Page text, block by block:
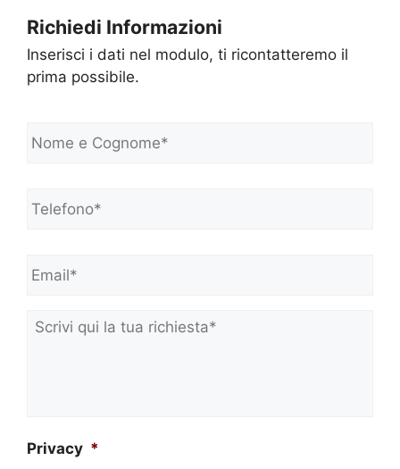
Richiedi Informazioni
Inserisci i dati nel modulo, ti ricontatteremo il
prima possibile.
o
e
C
n
m
Scrivi
qui
Privacy *